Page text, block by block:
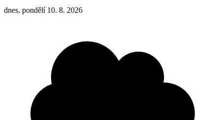
dnes, pondělí 10. 8. 2026